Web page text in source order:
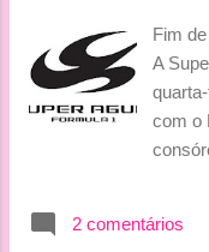
Fim
A
com o
antes
2 comentários